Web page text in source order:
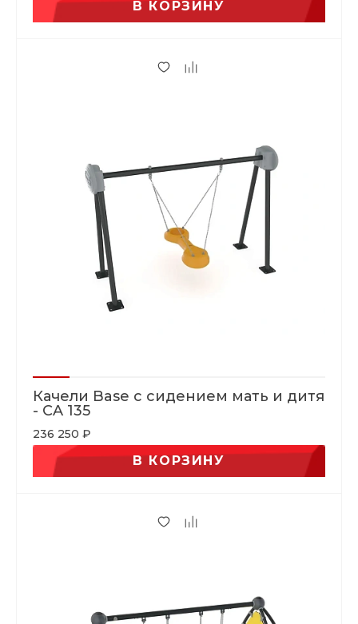
В КОРЗИНУ
Качели Base с сидением мать и дитя
- CA 135
236 250 ₽
В КОРЗИНУ